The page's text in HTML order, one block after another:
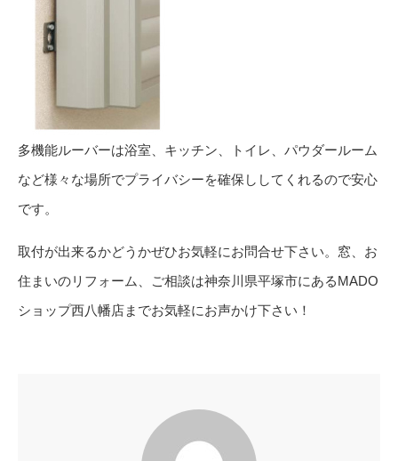
多機能ルーバーは浴室、キッチン、トイレ、パウダールーム
など様々な場所でプライバシーを確保ししてくれるので安心
です。
取付が出来るかどうかぜひお気軽にお問合せ下さい。窓、お
住まいのリフォーム、ご相談は神奈川県平塚市にあるMADO
ショップ西八幡店までお気軽にお声かけ下さい！